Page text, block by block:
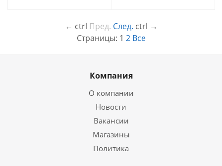
← ctrl Пред. След. ctrl →
Страницы: 1 2 Все
Компания
О компании
Новости
Вакансии
Магазины
Политика